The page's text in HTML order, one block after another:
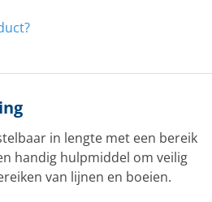
in lengte met een bereik
handig hulpmiddel om veilig
van lijnen en boeien.